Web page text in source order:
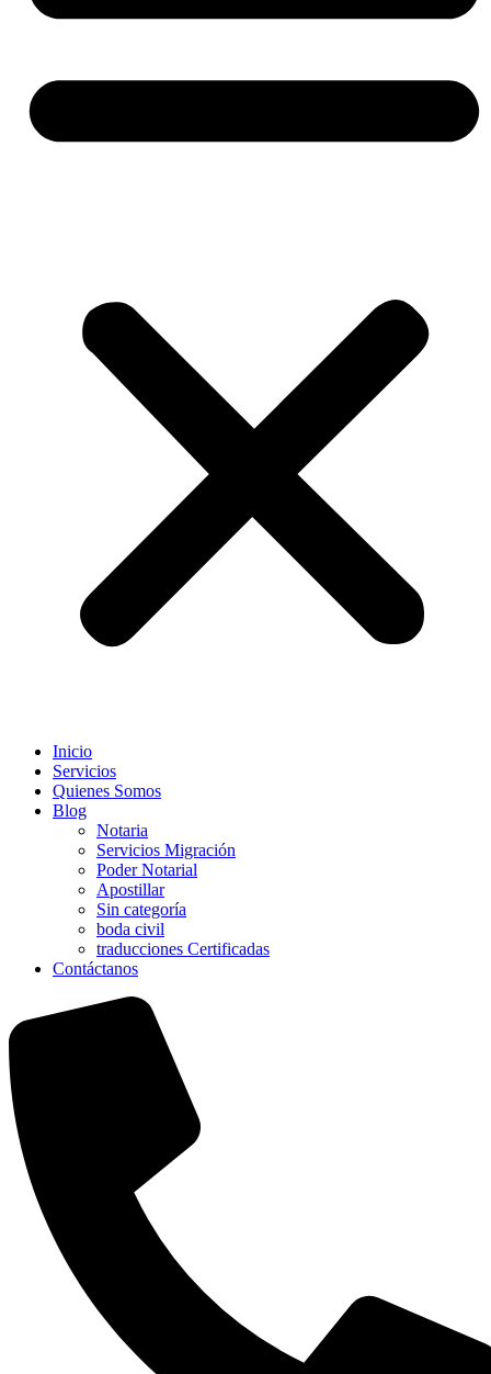
Inicio
Servicios
Quienes Somos
Blog
Notaria
Servicios Migración
Poder Notarial
Apostillar
Sin categoría
boda civil
traducciones Certificadas
Contáctanos